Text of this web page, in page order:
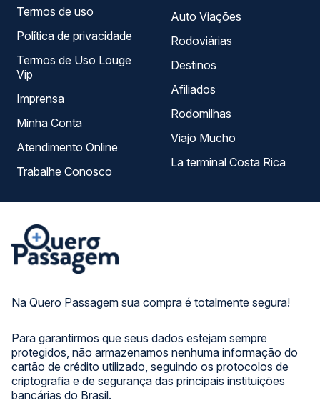
Na Quero Passagem sua compra é totalmente segura!
Para garantirmos que seus dados estejam sempre
protegidos, não armazenamos nenhuma informação do
cartão de crédito utilizado, seguindo os protocolos de
criptografia e de segurança das principais instituições
bancárias do Brasil.
Termos de uso
Política de privacidade
Termos de Uso Louge
Vip
Imprensa
Minha Conta
Atendimento Online
Trabalhe Conosco
Auto Viações
Rodoviárias
Destinos
Afiliados
Rodomilhas
Viajo Mucho
La terminal Costa Rica